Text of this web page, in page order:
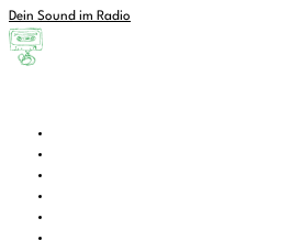
Dein Sound im Radio